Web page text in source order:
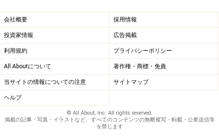
会社概要 採用情報
投資家情報 広告掲載
利用規約 プライバシーポリシー
All Aboutについて 著作権・商標・免責
当サイトの情報についての注意 サイトマップ
ヘルプ
© All About, Inc. All rights reserved.
掲載の記事・写真・イラストなど、すべてのコンテンツの無断複写・転載・公衆送信等
を禁じます